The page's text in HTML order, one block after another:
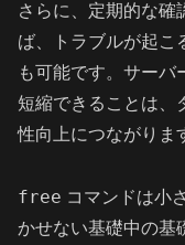
さらに、定期的な確
ば、トラブルが起こ
も可能です。サーバ
短縮できることは、
性向上につながりま
free コマンドは小
かせない基礎中の基